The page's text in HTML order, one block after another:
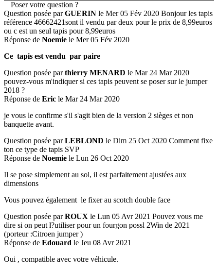
Poser votre question ?
Question posée parGUERIN le Mer 05 Fév 2020 Bonjour les tapis
référence 46662421sont il vendu par deux pour le prix de 8,99euros
ou c est un seul tapis pour 8,99euros
Réponse de Noemie le Mer 05 Fév 2020
Ce tapis est vendu par paire
Question posée parthierry MENARD le Mar 24 Mar 2020
pouvez-vous m'indiquer si ces tapis peuvent se poser sur le jumper
2018 ?
Réponse de Eric le Mar 24 Mar 2020
je vous le confirme s'il s'agit bien de la version 2 sièges et non
banquette avant.
Question posée parLEBLOND le Dim 25 Oct 2020 Comment fixe
ton ce type de tapis SVP
Réponse de Noemie le Lun 26 Oct 2020
Il se pose simplement au sol, il est parfaitement ajustées aux
dimensions
Vous pouvez également le fixer au scotch double face
Question posée parROUX le Lun 05 Avr 2021 Pouvez vous me
dire si on peut l?utiliser pour un fourgon possl 2Win de 2021
(porteur :Citroen jumper )
Réponse de Edouard le Jeu 08 Avr 2021
Oui , compatible avec votre véhicule.